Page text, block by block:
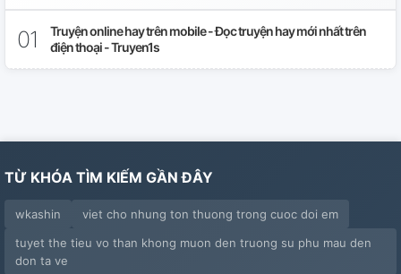
Truyện online hay trên mobile - Đọc truyện hay mới nhất trên
điện thoại - Truyen1s
TỪ KHÓA TÌM KIẾM GẦN ĐÂY
wkashin
viet cho nhung ton thuong trong cuoc doi em
tuyet the tieu vo than khong muon den truong su phu mau den
don ta ve